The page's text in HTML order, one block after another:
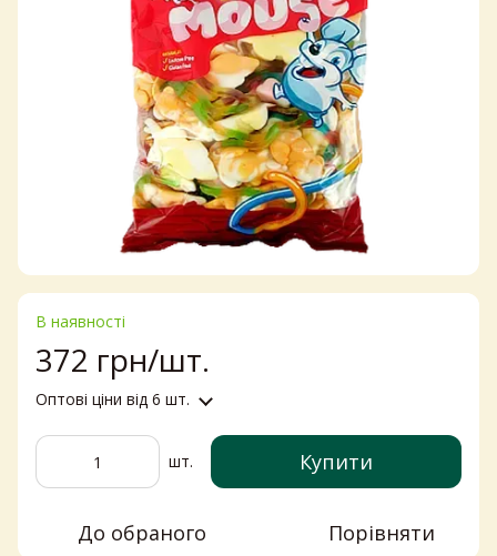
В наявності
372 грн/шт.
Оптові ціни від 6 шт.
шт. Купити
До обраного Порівняти